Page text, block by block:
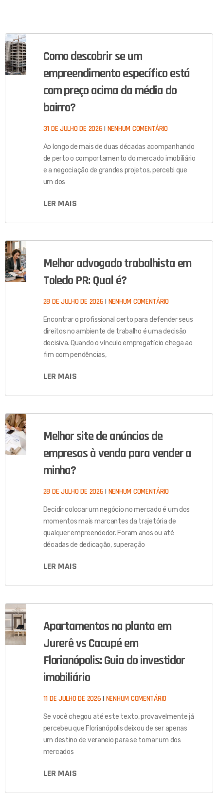
Como descobrir se um
empreendimento específico está
com preço acima da média do
bairro?
31 DE JULHO DE 2026 NENHUM COMENTÁRIO
Ao longo de mais de duas décadas acompanhando
de perto o comportamento do mercado imobiliário
e a negociação de grandes projetos, percebi que
um dos
LER MAIS
Melhor advogado trabalhista em
Toledo PR: Qual é?
28 DE JULHO DE 2026 NENHUM COMENTÁRIO
Encontrar o profissional certo para defender seus
direitos no ambiente de trabalho é uma decisão
decisiva. Quando o vínculo empregatício chega ao
fim com pendências,
LER MAIS
Melhor site de anúncios de
empresas à venda para vender a
minha?
28 DE JULHO DE 2026 NENHUM COMENTÁRIO
Decidir colocar um negócio no mercado é um dos
momentos mais marcantes da trajetória de
qualquer empreendedor. Foram anos ou até
décadas de dedicação, superação
LER MAIS
Apartamentos na planta em
Jurerê vs Cacupé em
Florianópolis: Guia do investidor
imobiliário
11 DE JULHO DE 2026 NENHUM COMENTÁRIO
Se você chegou até este texto, provavelmente já
percebeu que Florianópolis deixou de ser apenas
um destino de veraneio para se tornar um dos
mercados
LER MAIS